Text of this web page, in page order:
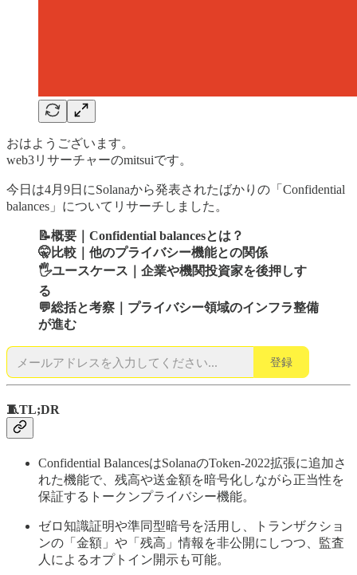
おはようございます。
web3リサーチャーのmitsuiです。
今日は4月9日にSolanaから発表されたばかりの「Confidential
balances」についてリサーチしました。
📝概要｜Confidential balancesとは？
🤫比較｜他のプライバシー機能との関係
🖐️ユースケース｜企業や機関投資家を後押しす
る
💬総括と考察｜プライバシー領域のインフラ整備
が進む
登録
🧵TL;DR
Confidential BalancesはSolanaのToken-2022拡張に追加さ
れた機能で、残高や送金額を暗号化しながら正当性を
保証するトークンプライバシー機能。
ゼロ知識証明や準同型暗号を活用し、トランザクショ
ンの「金額」や「残高」情報を非公開にしつつ、監査
人によるオプトイン開示も可能。